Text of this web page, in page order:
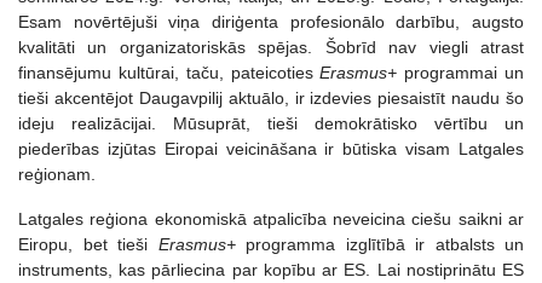
Esam novērtējuši viņa diriģenta profesionālo darbību, augsto
kvalitāti un organizatoriskās spējas. Šobrīd nav viegli atrast
finansējumu kultūrai, taču, pateicotiesErasmus+ programmai un
tieši akcentējot Daugavpilij aktuālo, ir izdevies piesaistīt naudu šo
ideju realizācijai. Mūsuprāt, tieši demokrātisko vērtību un
piederības izjūtas Eiropai veicināšana ir būtiska visam Latgales
reģionam.
Latgales reģiona ekonomiskā atpalicība neveicina ciešu saikni ar
Eiropu, bet tieši Erasmus+programma izglītībā ir atbalsts un
instruments, kas pārliecina par kopību ar ES. Lai nostiprinātu ES